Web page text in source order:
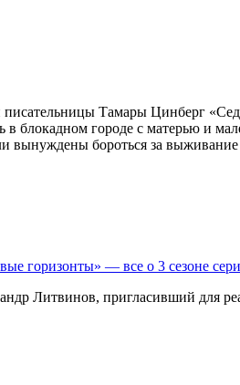
Тамары Цинберг
блокадном городе с матерью и
вынуждены бороться за
горизонты» — все о 3 сезоне
Литвинов, пригласивший для